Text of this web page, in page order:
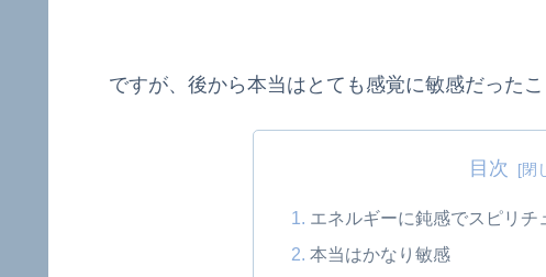
ですが、後から本当はとても感覚に敏感だった
目次
エネルギーに鈍感でスピリ
本当はかなり敏感